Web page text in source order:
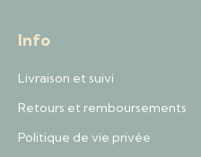
Info
Livraison et suivi
Retours et remboursements
Politique de vie privée